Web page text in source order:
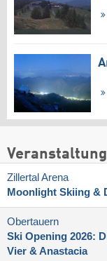
Zillertal Arena
Moonlight Skiing &
Obertauern
Ski Opening 2026:
Vier & Anastacia